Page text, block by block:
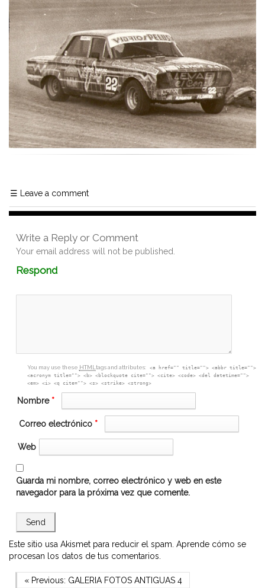
☰ Leave a comment
Write a Reply or Comment
Your email address will not be published.
RespondComment
box
You may use these HTML tags and attributes:
<a href="" title=""> <abbr title="">
<acronym title=""> <b> <blockquote cite=""> <cite> <code> <del datetime="">
<em> <i> <q cite=""> <s> <strike> <strong>
Nombre *
Correo electrónico *
Web
Guarda mi nombre, correo electrónico y web en este
navegador para la próxima vez que comente.
Este sitio usa Akismet para reducir el spam. Aprende cómo se
procesan los datos de tus comentarios.
Previous Post
« Previous: GALERIA FOTOS ANTIGUAS 4